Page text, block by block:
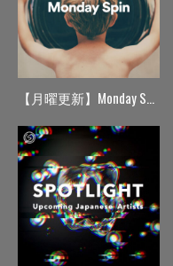
【月曜更新】Monday Spin